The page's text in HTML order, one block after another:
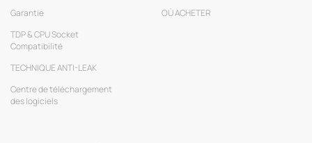
Garantie
TDP & CPU Socket
Compatibilité
TECHNIQUE ANTI-LEAK
Centre de téléchargement
des logiciels
OÙ ACHETER